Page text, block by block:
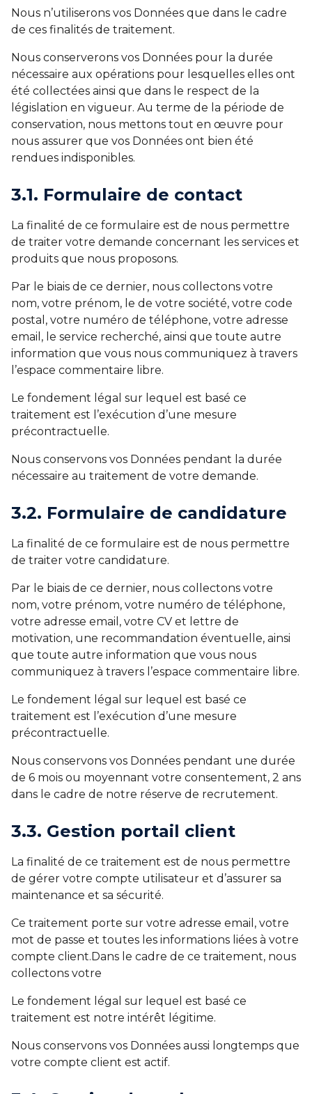
Nous n’utiliserons vos Données que dans le cadre
de ces finalités de traitement.
Nous conserverons vos Données pour la durée
nécessaire aux opérations pour lesquelles elles ont
été collectées ainsi que dans le respect de la
législation en vigueur. Au terme de la période de
conservation, nous mettons tout en œuvre pour
nous assurer que vos Données ont bien été
rendues indisponibles.
3.1. Formulaire de contact
La finalité de ce formulaire est de nous permettre
de traiter votre demande concernant les services et
produits que nous proposons.
Par le biais de ce dernier, nous collectons votre
nom, votre prénom, le de votre société, votre code
postal, votre numéro de téléphone, votre adresse
email, le service recherché, ainsi que toute autre
information que vous nous communiquez à travers
l’espace commentaire libre.
Le fondement légal sur lequel est basé ce
traitement est l’exécution d’une mesure
précontractuelle.
Nous conservons vos Données pendant la durée
nécessaire au traitement de votre demande.
3.2. Formulaire de candidature
La finalité de ce formulaire est de nous permettre
de traiter votre candidature.
Par le biais de ce dernier, nous collectons votre
nom, votre prénom, votre numéro de téléphone,
votre adresse email, votre CV et lettre de
motivation, une recommandation éventuelle, ainsi
que toute autre information que vous nous
communiquez à travers l’espace commentaire libre.
Le fondement légal sur lequel est basé ce
traitement est l’exécution d’une mesure
précontractuelle.
Nous conservons vos Données pendant une durée
de 6 mois ou moyennant votre consentement, 2 ans
dans le cadre de notre réserve de recrutement.
3.3. Gestion portail client
La finalité de ce traitement est de nous permettre
de gérer votre compte utilisateur et d’assurer sa
maintenance et sa sécurité.
Ce traitement porte sur votre adresse email, votre
mot de passe et toutes les informations liées à votre
compte client.Dans le cadre de ce traitement, nous
collectons votre
Le fondement légal sur lequel est basé ce
traitement est notre intérêt légitime.
Nous conservons vos Données aussi longtemps que
votre compte client est actif.